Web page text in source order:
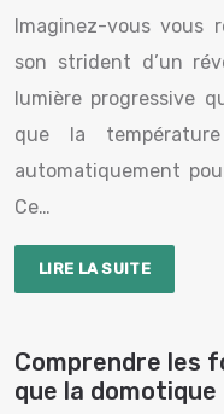
Imaginez-vous vous
son strident d’un
lumière progressive
que la
automatiquement
Ce…
LIRE LA SUITE
Comprendre les
que la domotique